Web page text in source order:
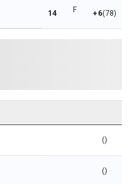
14 F +6(78)
()
()